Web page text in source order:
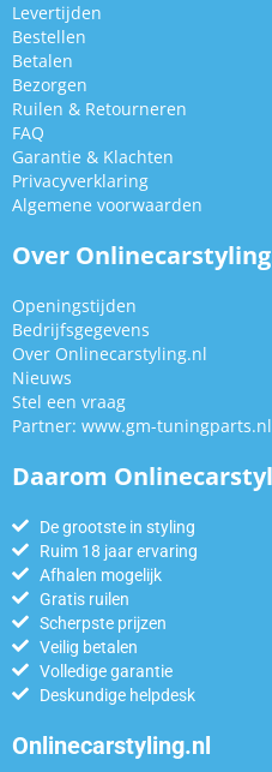
Levertijden
Bestellen
Betalen
Bezorgen
Ruilen & Retourneren
FAQ
Garantie & Klachten
Privacyverklaring
Algemene voorwaarden
Over
Openingstijden
Bedrijfsgegevens
Over Onlinecarstyling.nl
Nieuws
Stel een vraag
Partner: www.gm-tuningparts.nl
Daarom
De grootste in styling
Ruim 18 jaar ervaring
Afhalen mogelijk
Gratis ruilen
Scherpste prijzen
Veilig betalen
Volledige garantie
Deskundige helpdesk
Onlinecarstyling.nl